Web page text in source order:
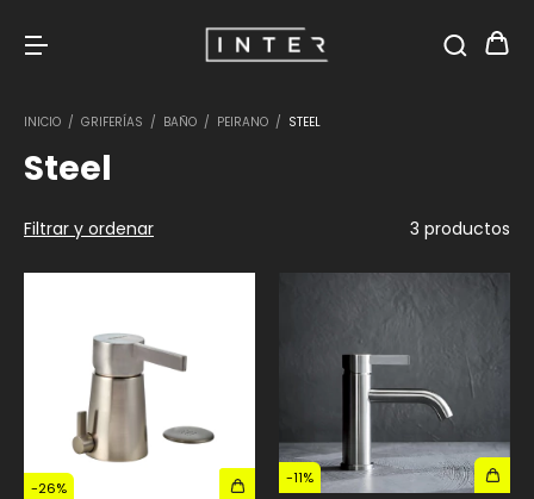
INICIO / GRIFERÍAS / BAÑO / PEIRANO / STEEL
Steel
Filtrar y ordenar 3 productos
-26%
-11%